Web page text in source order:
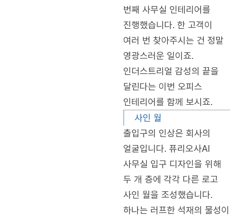
번째 사무실 인테리어를
진행했습니다. 한 고객이
여러 번 찾아주시는 건 정말
영광스러운 일이죠.
인더스트리얼 감성의 끝을
달린다는 이번 오피스
인테리어를 함께 보시죠.
사인 월
출입구의 인상은 회사의
얼굴입니다. 퓨리오사AI
사무실 입구 디자인을 위해
두 개 층에 각각 다른 로고
사인 월을 조성했습니다.
하나는 러프한 석재의 물성이